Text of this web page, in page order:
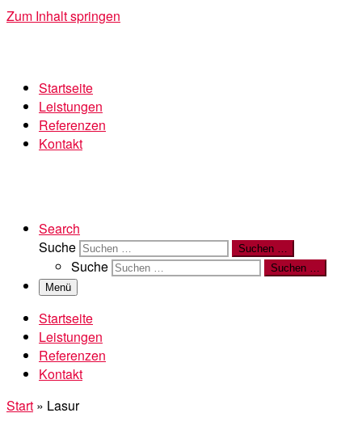
Zum Inhalt springen
Startseite
Leistungen
Referenzen
Kontakt
Search
Suche
Suchen …
Suche
Suchen …
Menü
Startseite
Leistungen
Referenzen
Kontakt
Start » Lasur